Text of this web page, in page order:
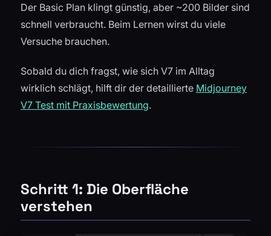
Der Basic Plan klingt günstig, aber ~200 Bilder sind
schnell verbraucht. Beim Lernen wirst du viele
Versuche brauchen.
Sobald du dich fragst, wie sich V7 im Alltag
wirklich schlägt, hilft dir der detaillierte Midjourney
V7 Test mit Praxisbewertung.
Schritt 1: Die Oberfläche
verstehen